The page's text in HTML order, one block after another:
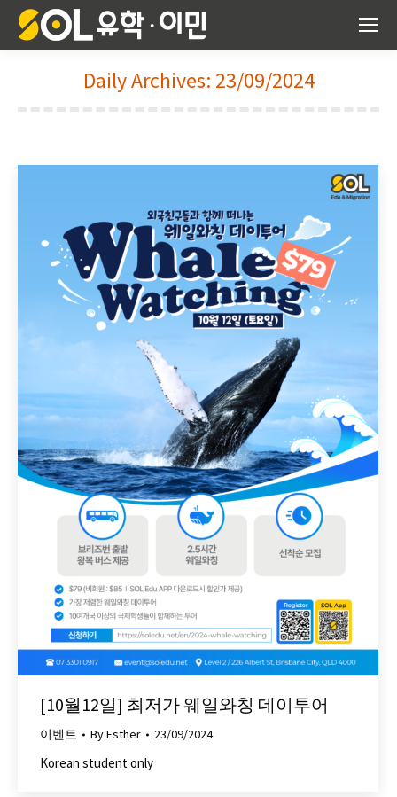
Daily Archives: 23/09/2024
[10월12일] 최저가 웨일와칭 데이투어
이벤트 ByEsther 23/09/2024
Korean student only